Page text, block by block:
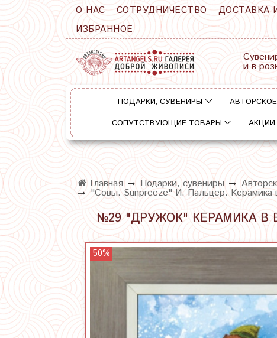
О НАС СОТРУДНИЧЕСТВО ДОСТАВКА
ИЗБРАННОЕ
и в
ПОДАРКИ, СУВЕНИРЫ
СОПУТСТВУЮЩИЕ ТОВАРЫ
АКЦИИ
Главная Подарки, сувениры
"Совы. Sunpreeze" И. Пальцер. Керамика
№29 "ДРУЖОК" КЕРАМИКА В
50%